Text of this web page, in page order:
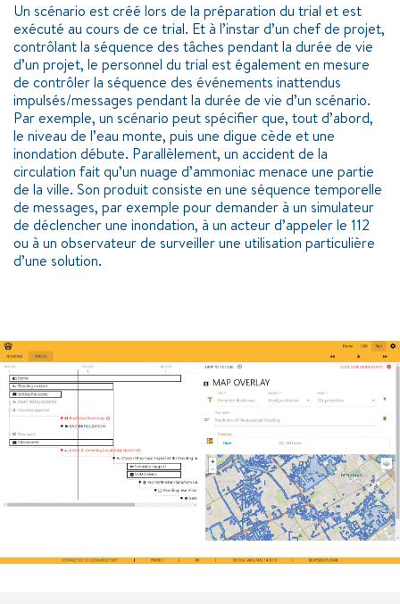
Un scénario est créé lors de la préparation du trial et est
exécuté au cours de ce trial. Et à l’instar d’un chef de projet,
contrôlant la séquence des tâches pendant la durée de vie
d’un projet, le personnel du trial est également en mesure
de contrôler la séquence des événements inattendus
impulsés/messages pendant la durée de vie d’un scénario.
Par exemple, un scénario peut spécifier que, tout d’abord,
le niveau de l’eau monte, puis une digue cède et une
inondation débute. Parallèlement, un accident de la
circulation fait qu’un nuage d’ammoniac menace une partie
de la ville. Son produit consiste en une séquence temporelle
de messages, par exemple pour demander à un simulateur
de déclencher une inondation, à un acteur d’appeler le 112
ou à un observateur de surveiller une utilisation particulière
d’une solution.